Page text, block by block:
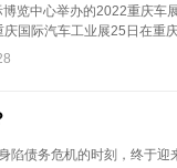
览中心举办的2022重庆车
国际汽车工业展25日在重
陷债务危机的时刻，终于